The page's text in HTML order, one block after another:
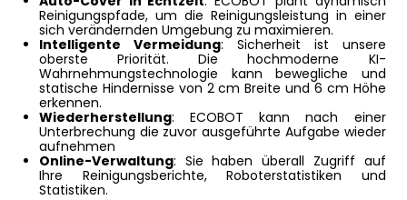
Reinigungspfade, um die Reinigungsleistung in einer
sich verändernden Umgebung zu maximieren.
Intelligente Vermeidung: Sicherheit ist unsere
oberste Priorität. Die hochmoderne KI-
Wahrnehmungstechnologie kann bewegliche und
statische Hindernisse von 2 cm Breite und 6 cm Höhe
erkennen.
Wiederherstellung: ECOBOT kann nach einer
Unterbrechung die zuvor ausgeführte Aufgabe wieder
aufnehmen
Online-Verwaltung: Sie haben überall Zugriff auf
Ihre Reinigungsberichte, Roboterstatistiken und
Statistiken.